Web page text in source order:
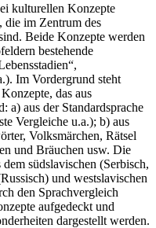
kulturellen Konzepte
die im Zentrum des
Beide Konzepte werden
bestehende
Im Vordergrund steht
das aus
a) aus der Standardsprache
Vergleiche u.a.); b) aus
Volksmärchen, Rätsel
und Bräuchen usw. Die
südslavischen (Serbisch,
und westslavischen
den Sprachvergleich
aufgedeckt und
dargestellt werden.